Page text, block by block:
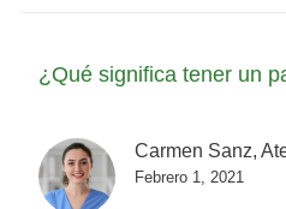
¿Qué significa tener un
Carmen Sanz,
Febrero 1, 2021